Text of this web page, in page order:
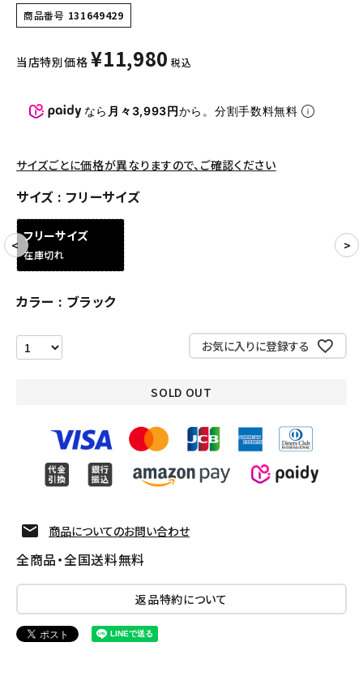
ニット帽・ビーニー
バックパック・リュック
スニーカー・ブーツ
COLLABORATION BRAND
SEASON
CONTENTS
ACCOUNT MENU
Follow us
商品番号 131649429
当店特別価格 ¥11,980 税込
なら 月々3,993円から。分割手数料無料
サイズごとに価格が異なりますので、ご確認ください
サイズ フリーサイズ
フリーサイズ
在庫切れ
カラー ブラック
お気に入りに登録する
SOLD OUT
商品についてのお問い合わせ
全商品・全国送料無料
返品特約について